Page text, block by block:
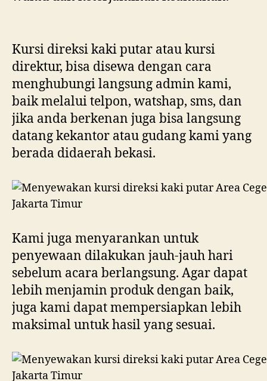
waktu dan keterjaminan keamanan.
Kursi direksi kaki putar atau kursi
direktur, bisa disewa dengan cara
menghubungi langsung admin kami,
baik melalui telpon, watshap, sms, dan
jika anda berkenan juga bisa langsung
datang kekantor atau gudang kami yang
Kami juga menyarankan untuk
penyewaan dilakukan jauh-jauh hari
sebelum acara berlangsung. Agar dapat
lebih menjamin produk dengan baik,
juga kami dapat mempersiapkan lebih
maksimal untuk hasil yang sesuai.